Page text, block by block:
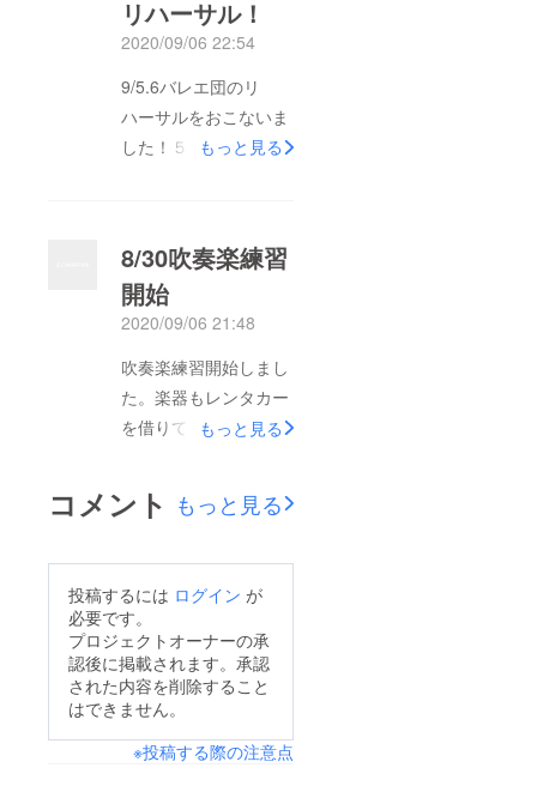
電子ピアノなど、私達
の公演にかかわる多大
なご支援を頂いており
ます。温かく見守って
いただけるの皆様に喜
インタビュー収録を
行った、カワイ仙台コ
ンサートサロンです。
周氏さん。ゲストダン
サーの栗山廉氏もお越
しになりました。イン
10/31のLIVE配信で！
お楽しみに！
リハーサル！
2020/09/06 22:54
9/5.6バレエ団のリ
ハーサルをおこないま
した！５日は外部の会
わりました。これから
は楽曲の解釈や想いを
のせて。。。しっかり
踊りこんでいきます。
今日は指揮を担当いた
だける武藤郁也さんが
リハーサルの見学にい
奏楽・合唱・バレエ。
とをひとつずつ積み上
げている真っ最中！本
番が本当に楽しみで
す。
もっと見る
8/30吹奏楽練習
開始
2020/09/06 21:48
吹奏楽練習開始しまし
た。楽器もレンタカー
を借りて持ち込みでき
しています。管楽器の
コロナ対策も、指揮者
申し出で用意。終了後
の机・椅子などの消毒
も手際よく終えること
ができました。第九は
で演奏する楽曲の練習
もっと見る
コメント もっと見る
投稿するには ログイン が
必要です。
プロジェクトオーナーの承
認後に掲載されます。承認
された内容を削除すること
はできません。
※投稿する際の注意点